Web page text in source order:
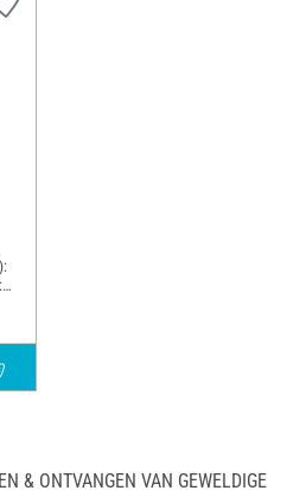
& ONTVANGEN VAN GEWELDIGE